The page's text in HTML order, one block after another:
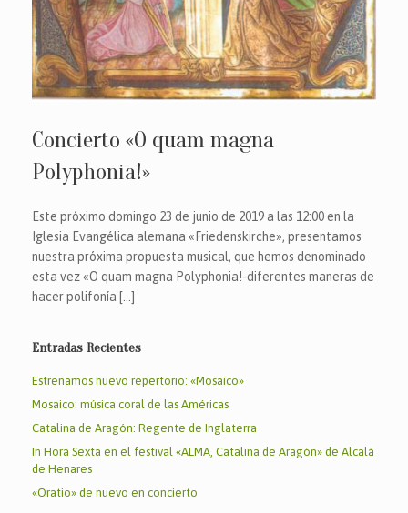
Concierto «O quam magna
Polyphonia!»
Este próximo domingo 23 de junio de 2019 a las 12:00 en la
Iglesia Evangélica alemana «Friedenskirche», presentamos
nuestra próxima propuesta musical, que hemos denominado
esta vez «O quam magna Polyphonia!-diferentes maneras de
hacer polifonía […]
Entradas Recientes
Estrenamos nuevo repertorio: «Mosaico»
Mosaico: música coral de las Américas
Catalina de Aragón: Regente de Inglaterra
In Hora Sexta en el festival «ALMA, Catalina de Aragón» de Alcalá
de Henares
«Oratio» de nuevo en concierto